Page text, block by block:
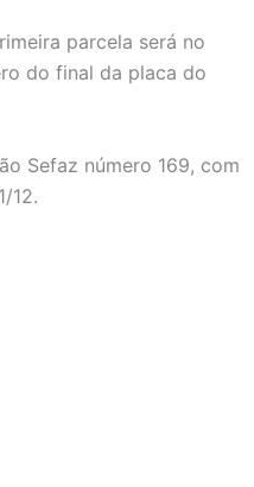
parcela será no
do final da placa do
Sefaz número 169, com
12.